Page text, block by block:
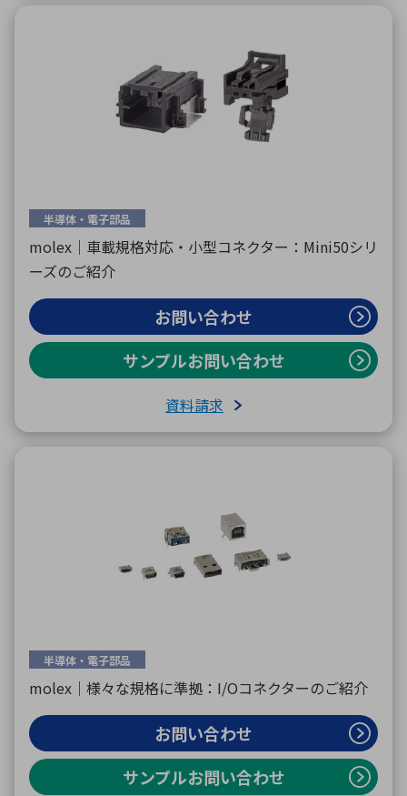
半導体・電子部品
molex｜車載規格対応・小型コネクター：Mini50シリ
ーズのご紹介
お問い合わせ
サンプルお問い合わせ
資料請求
半導体・電子部品
molex｜様々な規格に準拠：I/Oコネクターのご紹介
お問い合わせ
サンプルお問い合わせ